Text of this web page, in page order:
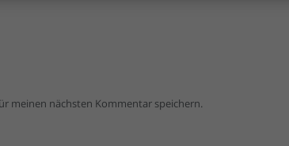
meinen nächsten Kommentar speichern.